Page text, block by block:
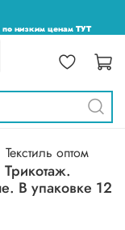
по низким ценам ТУТ
Текстиль оптом
В упаковке 12